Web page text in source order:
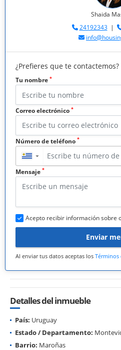
Shaida
24192343|
¿Prefieres que te contactemos?
Tu nombre *
Correo electrónico *
Número de teléfono *
▼
Mensaje *
Acepto recibir información sobre
Enviar
Al enviar tus datos aceptas los Términos
Detalles del inmueble
País: Uruguay
Estado / Departamento:
Barrio: Maroñas